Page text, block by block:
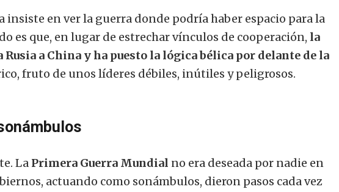
insiste en ver la guerra donde podría haber espacio para la
es que, en lugar de estrechar vínculos de cooperación, la
a China y ha puesto la lógica bélica por delante de la
fruto de unos líderes débiles, inútiles y peligrosos.
La Primera Guerra Mundial no era deseada por nadie en
actuando como sonámbulos, dieron pasos cada vez